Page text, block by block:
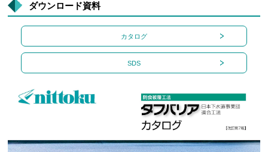
ダウンロード資料
カタログ
SDS